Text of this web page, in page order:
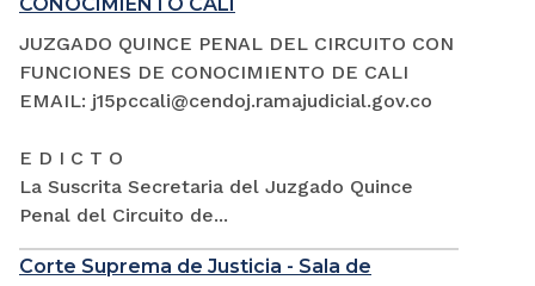
JUZGADO QUINCE PENAL DEL CIRCUITO CON
FUNCIONES DE CONOCIMIENTO DE CALI
EMAIL: j15pccali@cendoj.ramajudicial.gov.co
E D I C T O
La Suscrita Secretaria del Juzgado Quince
Penal del Circuito de...
Corte Suprema de Justicia - Sala de